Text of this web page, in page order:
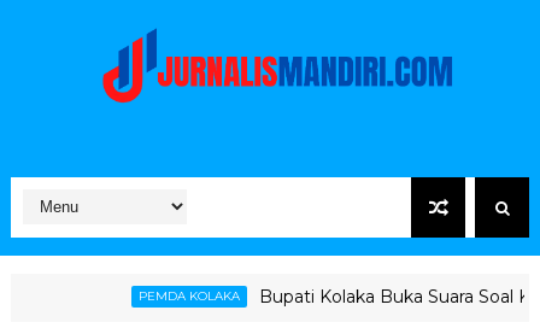
Bupati Kolaka Buka Suara Soal Ketegangan Jalur